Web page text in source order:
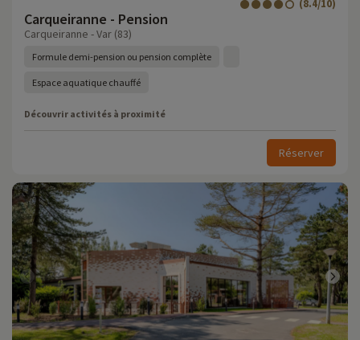
Carqueiranne - Pension
(8.4/10)
Carqueiranne - Var (83)
Formule demi-pension ou pension complète
Espace aquatique chauffé
Découvrir activités à proximité
Réserver